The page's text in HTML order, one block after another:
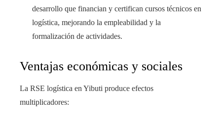
desarrollo que financian y certifican cursos técnicos en
logística, mejorando la empleabilidad y la
formalización de actividades.
Ventajas económicas y sociales
La RSE logística en Yibuti produce efectos
multiplicadores: